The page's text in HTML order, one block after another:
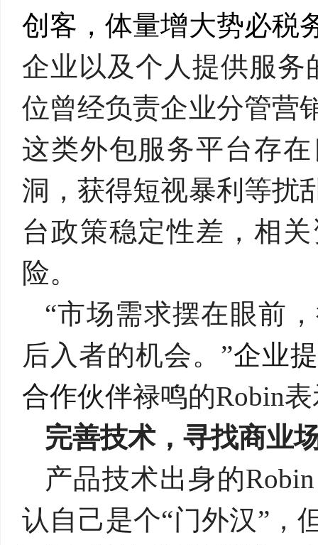
创客，体量增大势必税
企业以及个人提供服务
位曾经负责企业分管营
这类外包服务平台存
洞，获得短视暴利等扰
台政策稳定性差，相
险。
“市场需求摆在眼前
后入者的机会。”企业
合作伙伴禄鸣的Robin
完善技术，寻找商业
产品技术出身的Robin
认自己是个“门外汉”，